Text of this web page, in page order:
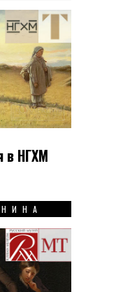
в НГХМ